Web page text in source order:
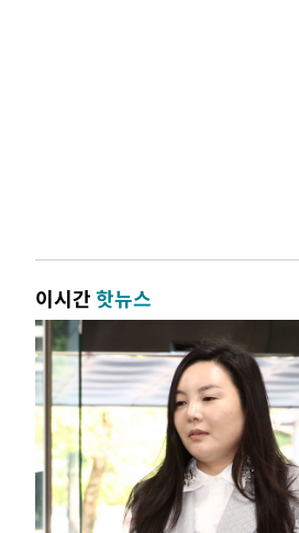
이시간핫뉴스